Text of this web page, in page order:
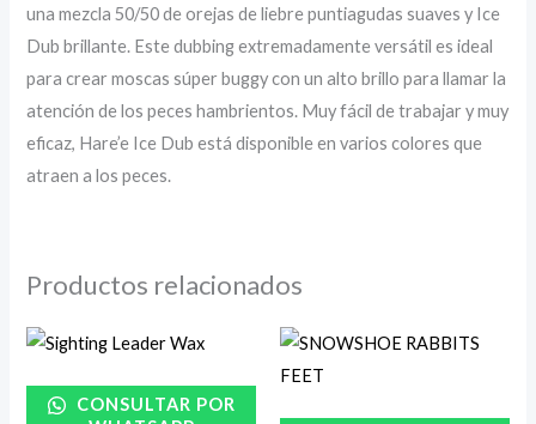
una mezcla 50/50 de orejas de liebre puntiagudas suaves y Ice
Dub brillante. Este dubbing extremadamente versátil es ideal
para crear moscas súper buggy con un alto brillo para llamar la
atención de los peces hambrientos. Muy fácil de trabajar y muy
eficaz, Hare’e Ice Dub está disponible en varios colores que
atraen a los peces.
Productos relacionados
CONSULTAR POR